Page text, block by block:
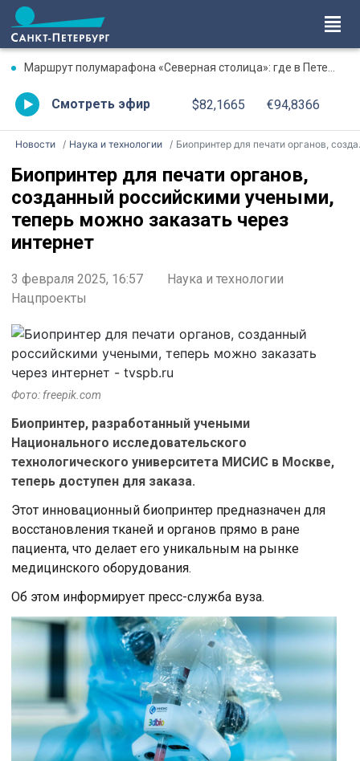
Маршрут полумарафона «Северная столица»: где в Петербурге будут перекрыты дороги 9 августа
Смотреть эфир $82,1665 €94,8366
Новости Наука и технологии Биопринтер для печати органов, созданный российскими учеными, теперь можно заказать через интернет
Биопринтер для печати органов,
созданный российскими учеными,
теперь можно заказать через
интернет
3 февраля 2025, 16:57
Наука и технологии
Нацпроекты
Фото: freepik.com
Биопринтер, разработанный учеными
Национального исследовательского
технологического университета МИСИС в Москве,
теперь доступен для заказа.
Этот инновационный биопринтер предназначен для
восстановления тканей и органов прямо в ране
пациента, что делает его уникальным на рынке
медицинского оборудования.
Об этом информирует пресс-служба вуза.